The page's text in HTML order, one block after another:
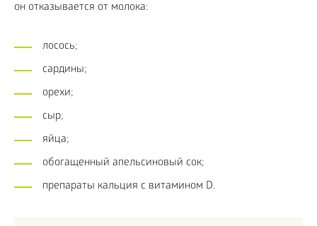
он отказывается от молока:
лосось;
сардины;
орехи;
сыр;
яйца;
обогащенный апельсиновый сок;
препараты кальция с витамином D.